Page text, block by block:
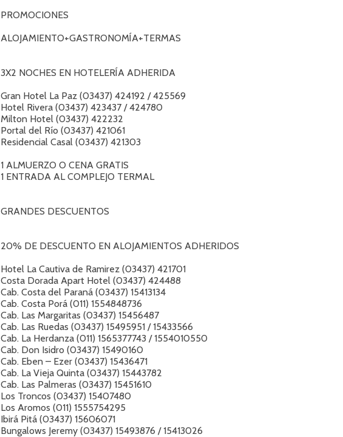
PROMOCIONES
ALOJAMIENTO+GASTRONOMÍA+TERMAS
3X2 NOCHES EN HOTELERÍA ADHERIDA
Gran Hotel La Paz (03437) 424192 / 425569
Hotel Rivera (03437) 423437 / 424780
Milton Hotel (03437) 422232
Portal del Río (03437) 421061
Residencial Casal (03437) 421303
1 ALMUERZO O CENA GRATIS
1 ENTRADA AL COMPLEJO TERMAL
GRANDES DESCUENTOS
20% DE DESCUENTO EN ALOJAMIENTOS ADHERIDOS
Hotel La Cautiva de Ramirez (03437) 421701
Costa Dorada Apart Hotel (03437) 424488
Cab. Costa del Paraná (03437) 15413134
Cab. Costa Porá (011) 1554848736
Cab. Las Margaritas (03437) 15456487
Cab. Las Ruedas (03437) 15495951 / 15433566
Cab. La Herdanza (011) 1565377743 / 1554010550
Cab. Don Isidro (03437) 15490160
Cab. Eben – Ezer (03437) 15436471
Cab. La Vieja Quinta (03437) 15443782
Cab. Las Palmeras (03437) 15451610
Los Troncos (03437) 15407480
Los Aromos (011) 1555754295
Ibirá Pitá (03437) 15606071
Bungalows Jeremy (03437) 15493876 / 15413026